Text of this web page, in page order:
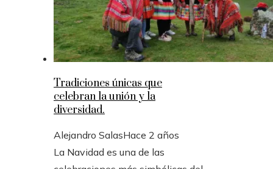
Tradiciones únicas que
celebran la unión y la
diversidad.
Alejandro SalasHace 2 años
La Navidad es una de las